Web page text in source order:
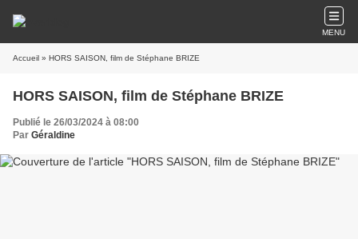
MENU
Accueil » HORS SAISON, film de Stéphane BRIZE
HORS SAISON, film de Stéphane BRIZE
Publié le 26/03/2024 à 08:00
Par Géraldine